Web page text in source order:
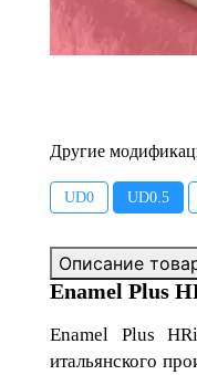
Другие
UD0 UD0.5
Описание
Enamel Plus
Enamel Plus
итальянского